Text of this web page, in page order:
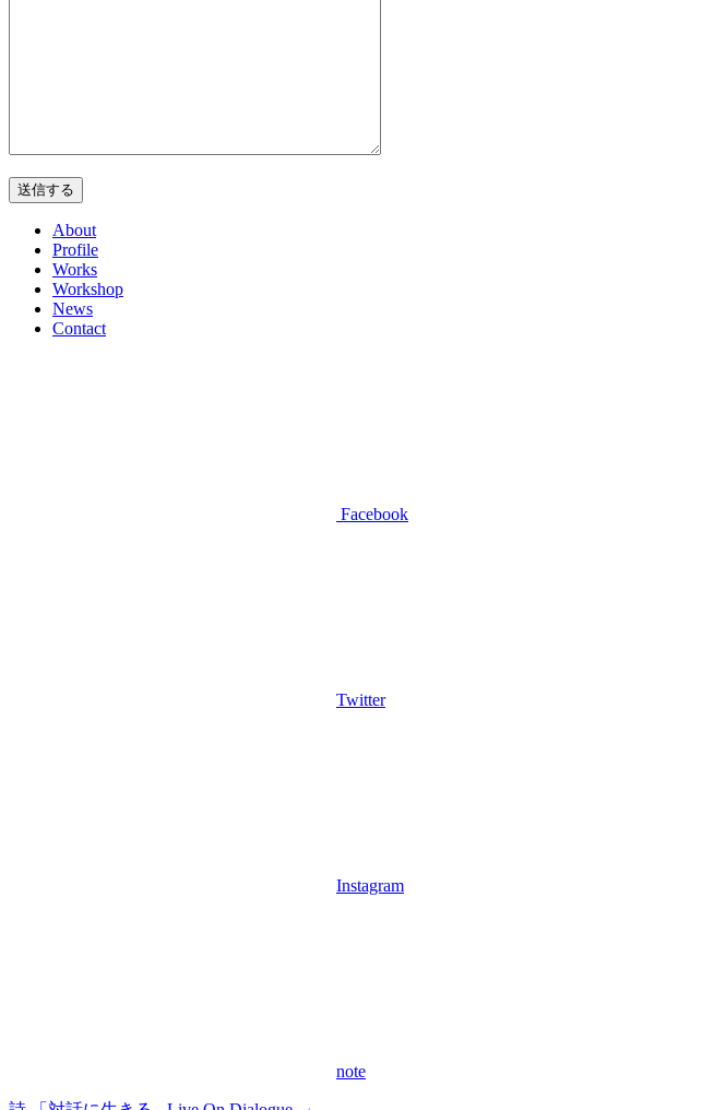
About
Profile
Works
Workshop
News
Contact
Facebook
Twitter
Instagram
note